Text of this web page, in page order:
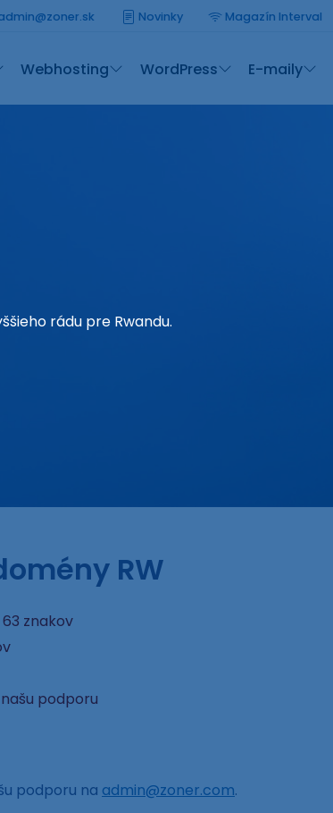
Novinky Magazín Interval
Webhosting WordPress E-maily
rádu pre Rwandu.
RW
znakov
podporu
podporu na admin@zoner.com.